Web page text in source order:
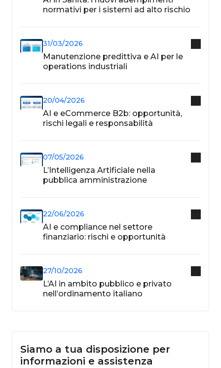
normativi per i sistemi ad alto rischio
31/03/2026
Manutenzione predittiva e AI per le
operations industriali
20/04/2026
AI e eCommerce B2b: opportunità,
rischi legali e responsabilità
07/05/2026
L’Intelligenza Artificiale nella
pubblica amministrazione
22/06/2026
AI e compliance nel settore
finanziario: rischi e opportunità
27/10/2026
L’AI in ambito pubblico e privato
nell’ordinamento italiano
Siamo a tua disposizione per
informazioni e assistenza